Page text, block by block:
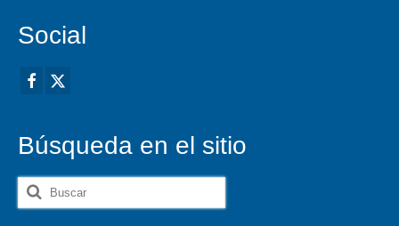
Social
Búsqueda en el sitio
Buscar
por: